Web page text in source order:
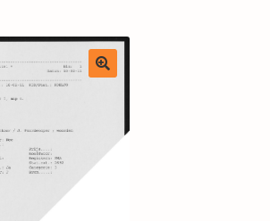
uitvouwen